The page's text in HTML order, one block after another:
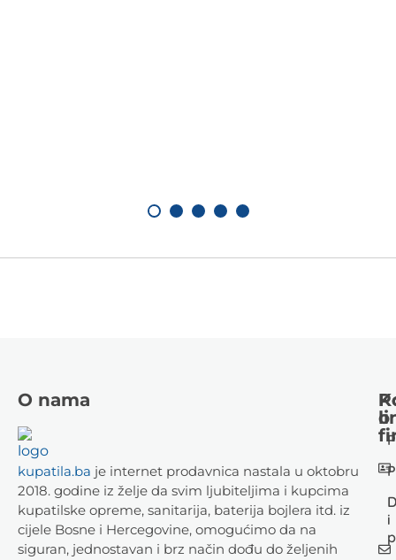
O nama
kupatila.ba je internet prodavnica nastala u oktobru
2018. godine iz želje da svim ljubiteljima i kupcima
kupatilske opreme, sanitarija, baterija bojlera itd. iz
cijele Bosne i Hercegovine, omogućimo da na
siguran, jednostavan i brz način dođu do željenih
i
o